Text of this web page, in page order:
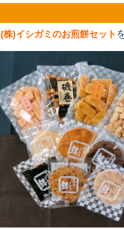
(株)イシガミのお煎餅セット